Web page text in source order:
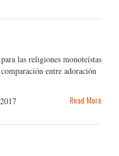
las religiones monoteístas
entre adoración
Read More